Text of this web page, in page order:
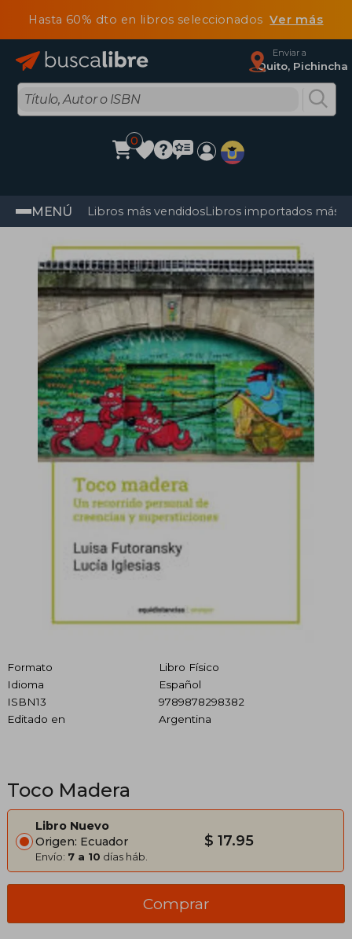
Hasta 60% dto en libros seleccionadosVer más
Enviar a
Quito, Pichincha
0
MENÚ Libros más vendidosLibros importados más
Formato
Libro Físico
Idioma
Español
ISBN13
9789878298382
Editado en
Argentina
Toco Madera
Libro Nuevo
Origen: Ecuador
Envío: 7 a 10 días háb.
$ 17.95
Comprar